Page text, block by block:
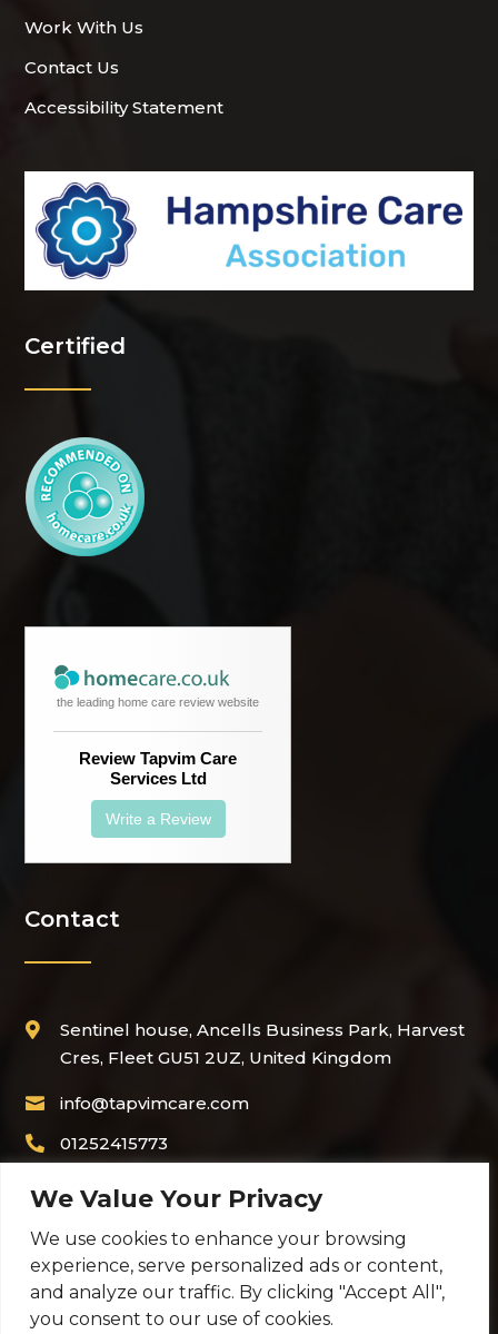
We Value Your Privacy
We use cookies to enhance your browsing
experience, serve personalized ads or content,
and analyze our traffic. By clicking "Accept All",
you consent to our use of cookies.
Work With Us
Contact Us
Accessibility Statement
Certified
the leading home care review website
Review Tapvim Care
Services Ltd
Write a Review
Contact

Sentinel house, Ancells Business Park, Harvest
Cres, Fleet GU51 2UZ, United Kingdom
 info@tapvimcare.com
 01252415773
TapVim Care Services Limited